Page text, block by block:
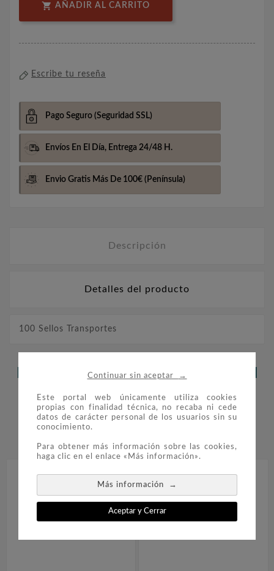
Continuar sin aceptar →
Este portal web únicamente utiliza cookies
propias con finalidad técnica, no recaba ni cede
datos de carácter personal de los usuarios sin su
conocimiento.
Para obtener más información sobre las cookies,
haga clic en el enlace «Más información».
Más información →
Aceptar y Cerrar
 AÑADIR AL CARRITO
Escribe tu reseña
Pago Seguro (Seguridad SSL)
Envíos En El Día, Entrega 24/48 H.
Envio Gratis Más De 100€ (Península)
Descripción
Detalles del producto
100 Sellos Transportes
LOS CLIENTES QUE ADQUIRIERON
ESTE PRODUCTO TAMBIÉN
COMPRARON: